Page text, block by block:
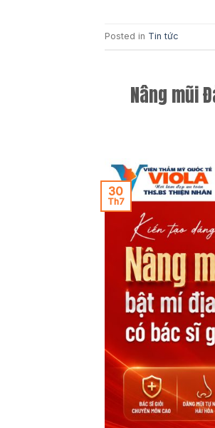
Posted in Tin tức
Nâng mũi
30
Th7